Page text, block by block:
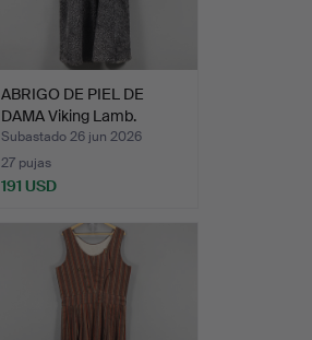
ABRIGO DE PIEL DE
DAMA Viking Lamb.
Subastado 26 jun 2026
27 pujas
191 USD